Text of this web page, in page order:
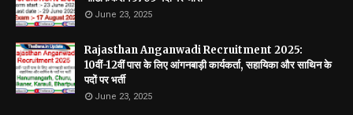
June 23, 2025
Rajasthan Anganwadi Recruitment 2025:
10वीं-12वीं पास के लिए आंगनबाड़ी कार्यकर्ता, सहायिका और साथिन के
पदों पर भर्ती
June 23, 2025